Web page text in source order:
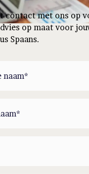
contact met ons op
op maat voor
Spaans.